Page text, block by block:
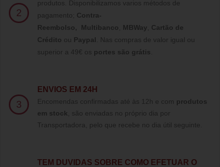
2
produtos. Disponibilizamos varios métodos de
pagamento; Contra-
Reembolso, Multibanco MBWay
Cartão de
Crédito ou Paypal
Nas compras de valor igual ou
superior a 49€ os portes são grátis
3
ENVIOS EM 24H
Encomendas confirmadas até às 12h e com produtos
em stock , são enviadas no próprio dia por
Transportadora, pelo que recebe no dia útil seguinte.
TE M DUVIDAS SOBRE COMO EFETUAR O